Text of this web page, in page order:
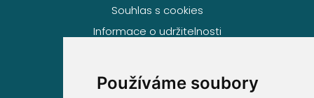
Používáme soubory
Souhlas s cookies
Informace o udržitelnosti
Volejte zdarma na